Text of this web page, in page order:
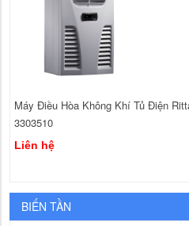
Máy Điều Hòa Không Khí Tủ Điện
3303510
Liên hệ
BIẾN TẦN